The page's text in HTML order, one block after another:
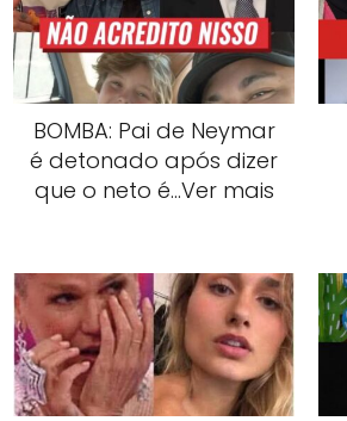
BOMBA: Pai de Neymar
é detonado após dizer
que o neto é…Ver mais